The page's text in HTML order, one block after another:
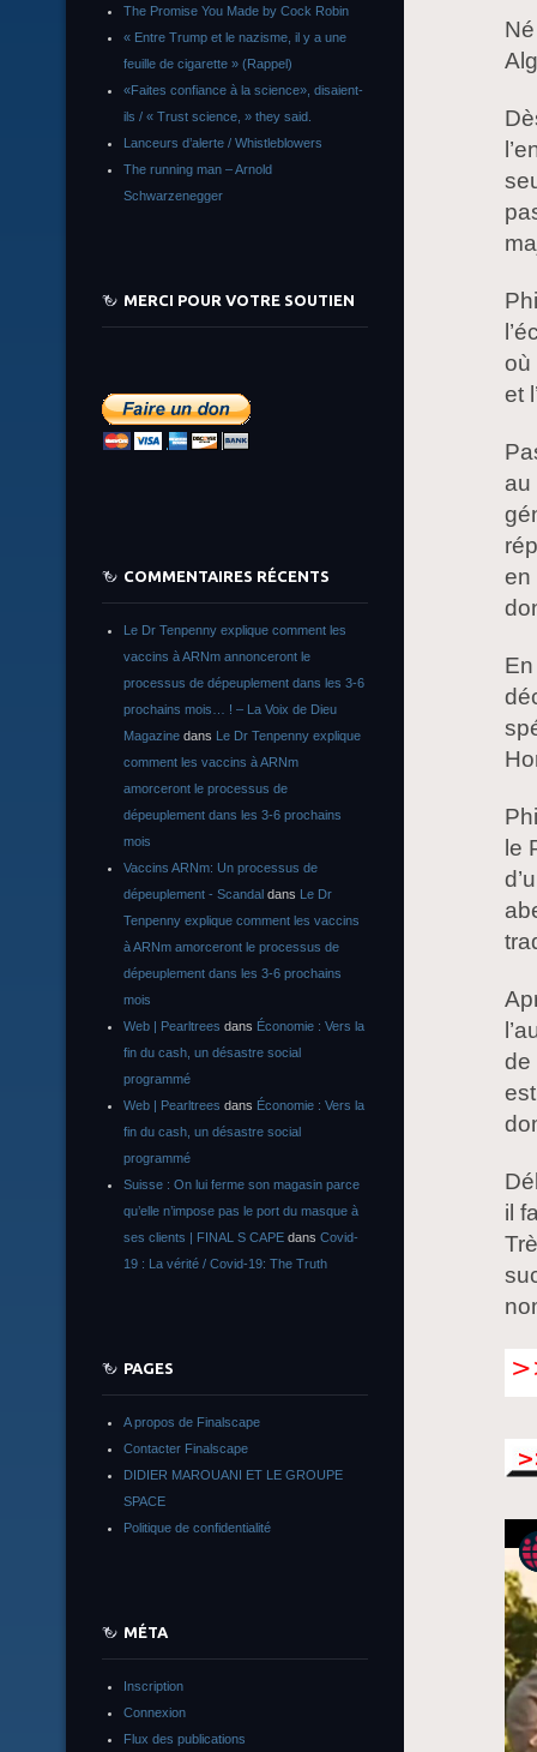
où
et
au
en
le
de
il
The Promise You Made by Cock Robin
« Entre Trump et le nazisme, il y a une
feuille de cigarette » (Rappel)
«Faites confiance à la science», disaient-
ils / « Trust science, » they said.
Lanceurs d’alerte / Whistleblowers
The running man – Arnold
Schwarzenegger
MERCI POUR VOTRE SOUTIEN
COMMENTAIRES RÉCENTS
Le Dr Tenpenny explique comment les
vaccins à ARNm annonceront le
processus de dépeuplement dans les 3-6
prochains mois… ! – La Voix de Dieu
Magazine dans Le Dr Tenpenny explique
comment les vaccins à ARNm
amorceront le processus de
dépeuplement dans les 3-6 prochains
mois
Vaccins ARNm: Un processus de
dépeuplement - Scandal dans Le Dr
Tenpenny explique comment les vaccins
à ARNm amorceront le processus de
dépeuplement dans les 3-6 prochains
mois
Web | Pearltrees dans Économie : Vers la
fin du cash, un désastre social
programmé
Web | Pearltrees dans Économie : Vers la
fin du cash, un désastre social
programmé
Suisse : On lui ferme son magasin parce
qu’elle n’impose pas le port du masque à
ses clients | FINAL S CAPE dans Covid-
19 : La vérité / Covid-19: The Truth
PAGES
A propos de Finalscape
Contacter Finalscape
DIDIER MAROUANI ET LE GROUPE
SPACE
Politique de confidentialité
MÉTA
Inscription
Connexion
Flux des publications